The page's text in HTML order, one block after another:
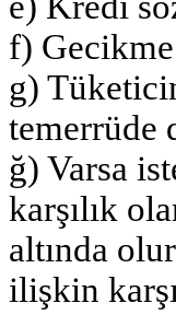
f)
g)
temerrüde
ğ) Varsa
karşılık
altında
ilişkin